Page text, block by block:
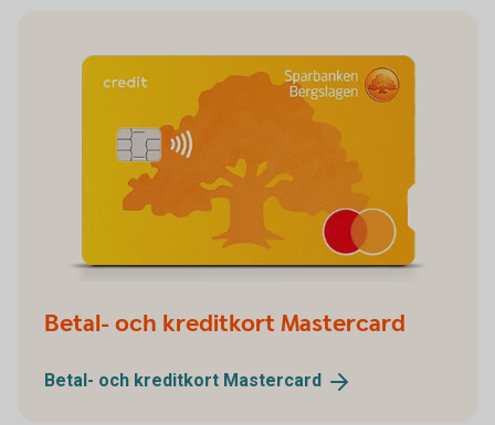
Betal- och kreditkort Mastercard
Betal- och kreditkort Mastercard